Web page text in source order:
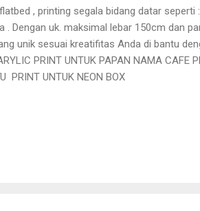
, printing segala bidang datar
. Dengan uk. maksimal lebar 150cm dan
unik sesuai kreatifitas Anda di bantu
PRINT UNTUK PAPAN NAMA CAFE
PRINT UNTUK NEON BOX